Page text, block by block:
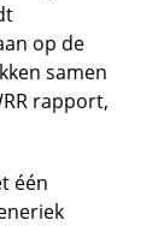
op de
samen
rapport,
één